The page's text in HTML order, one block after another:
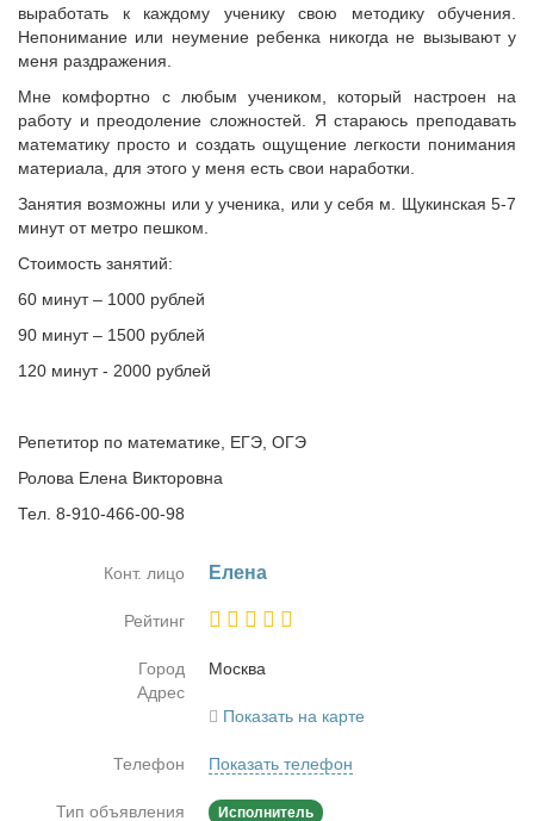
выработать к каждому ученику свою методику обучения.
Непонимание или неумение ребенка никогда не вызывают у
меня раздражения.
Мне комфортно с любым учеником, который настроен на
работу и преодоление сложностей. Я стараюсь преподавать
математику просто и создать ощущение легкости понимания
материала, для этого у меня есть свои наработки.
Занятия возможны или у ученика, или у себя м. Щукинская 5-7
минут от метро пешком.
Стоимость занятий:
60 минут – 1000 рублей
90 минут – 1500 рублей
120 минут - 2000 рублей
Репетитор по математике, ЕГЭ, ОГЭ
Ролова Елена Викторовна
Тел. 8-910-466-00-98
Конт. лицо Еле­на
Рейтинг
Город
Москва
Адрес
Показать на карте
Телефон Показать телефон
Тип объявления Исполнитель